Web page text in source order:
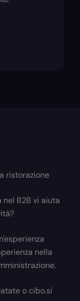
ristorazione
nel B2B vi aiuta
nella
o cibo.si